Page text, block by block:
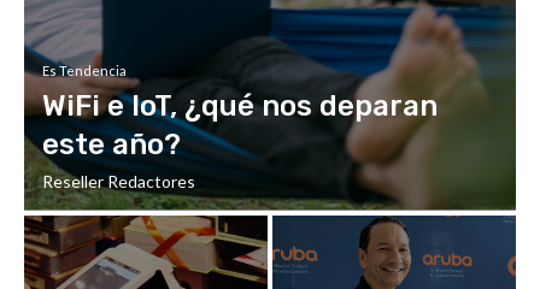
Es Tendencia
WiFi e IoT, ¿qué nos deparan
este año?
Reseller Redactores